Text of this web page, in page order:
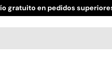
a lo grande en tus marcas
gratuito en pedidos